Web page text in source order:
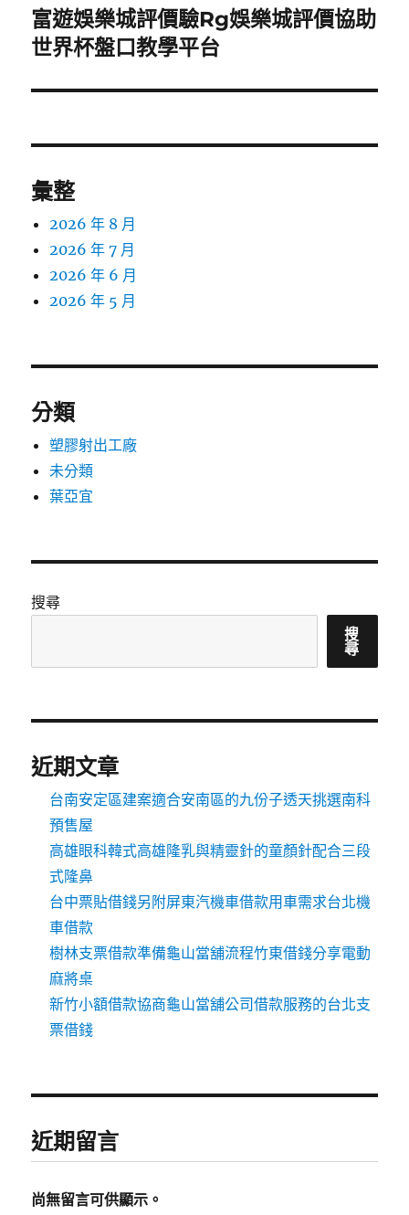
下
一
文
富遊娛樂城評價驗Rg娛樂城評價協助
世界杯盤口教學平台
彙整
2026 年 8 月
2026 年 7 月
2026 年 6 月
2026 年 5 月
分類
塑膠射出工廠
未分類
葉亞宜
搜尋
搜
尋
近期文章
台南安定區建案適合安南區的九份子透天挑選南科
預售屋
高雄眼科韓式高雄隆乳與精靈針的童顏針配合三段
式隆鼻
台中票貼借錢另附屏東汽機車借款用車需求台北機
車借款
樹林支票借款準備龜山當舖流程竹東借錢分享電動
麻將桌
新竹小額借款協商龜山當舖公司借款服務的台北支
票借錢
近期留言
尚無留言可供顯示。